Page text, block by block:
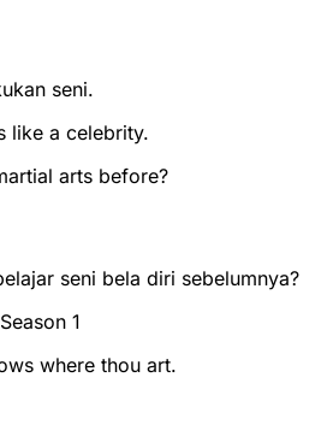
seni.
like a celebrity.
arts before?
seni bela diri sebelumnya?
1
where thou art.